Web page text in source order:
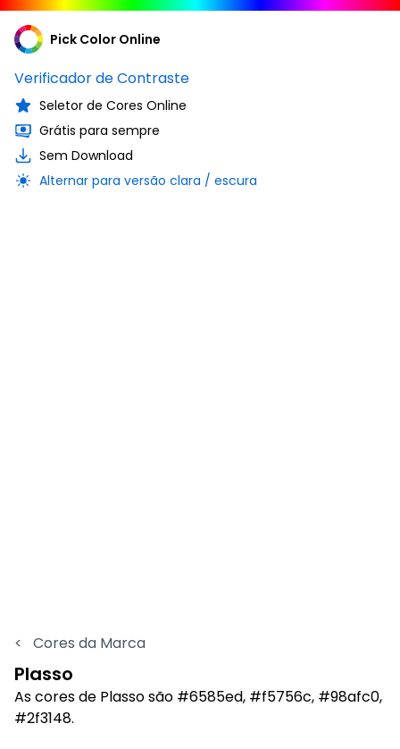
Pick Color Online
Verificador de Contraste
Seletor de Cores Online
Grátis para sempre
Sem Download
Alternar para versão clara / escura
< Cores da Marca
Plasso
As cores de Plasso são #6585ed, #f5756c, #98afc0,
#2f3148.